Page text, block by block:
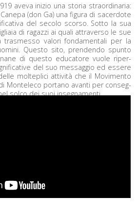
ave­va inizio una sto­ria stra­or­di­nar­ia:
(don Ga) una figu­ra di sac­er­dote
del sec­o­lo scor­so. Sot­to la sua
di ragazzi ai quali attra­ver­so le sue
trasmes­so val­ori fon­da­men­tali per la
Questo sito, pren­den­do spun­to
di questo edu­ca­tore vuole riper­
del suo mes­sag­gio ed essere
moltepli­ci attiv­ità che il Movi­men­to
di Mon­t­ele­co por­tano avan­ti per con­seg­
sol­co dei suoi insegnamenti.